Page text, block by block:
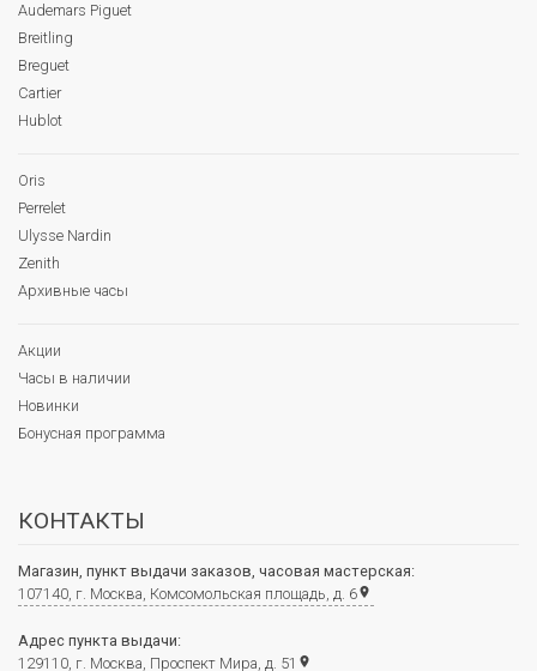
Audemars Piguet
Breitling
Breguet
Cartier
Hublot
Oris
Perrelet
Ulysse Nardin
Zenith
Архивные часы
Акции
Часы в наличии
Новинки
Бонусная программа
КОНТАКТЫ
Магазин, пункт выдачи заказов, часовая мастерская:
107140, г. Москва, Комсомольская площадь, д. 6place
Адрес пункта выдачи:
129110, г. Москва, Проспект Мира, д. 51 place